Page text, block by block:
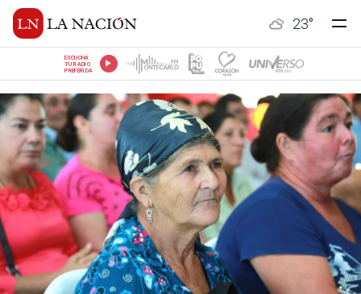
23°
ESCUCHÁ
TU RADIO
PREFERIDA